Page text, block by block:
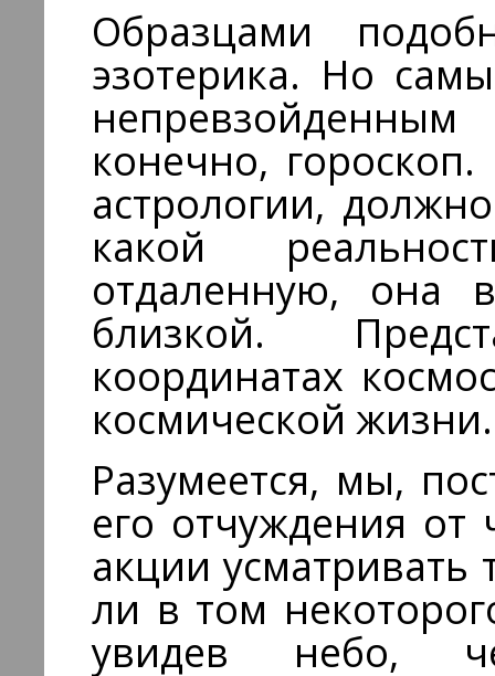
Образцами
эзотерика. Но
конечно,
астрологии,
какой
отдаленную, она
близкой.
координатах
космической жизни.
Разумеется, мы,
его отчуждения
акции усматривать
ли в том
увидев небо,